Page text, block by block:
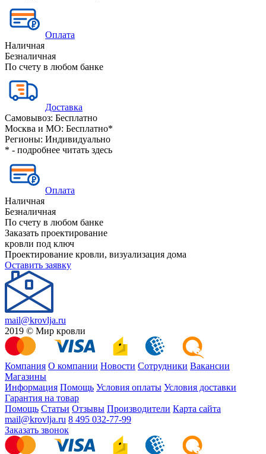
Оплата
Наличная
Безналичная
По счету в любом банке
Доставка
Самовывоз: Бесплатно
Москва и МО: Бесплатно*
Регионы: Индивидуально
* - подробнее читать здесь
Оплата
Наличная
Безналичная
По счету в любом банке
Заказать проектирование
кровли под ключ
Проектирование кровли, визуализация дома
Оставить заявку
mail@krovlja.ru
2019 © Мир кровли
Компания О компании Новости Сотрудники Вакансии
Магазины
Информация Помощь Условия оплаты Условия доставки
Гарантия на товар
Помощь Статьи Отзывы Производители Карта сайта
mail@krovlja.ru 8 495 032-77-99
Заказать звонок